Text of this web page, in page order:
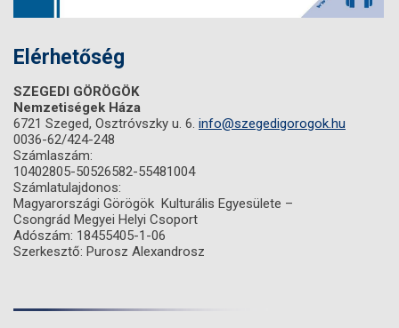
Elérhetőség
SZEGEDI GÖRÖGÖK
Nemzetiségek Háza
6721 Szeged, Osztróvszky u. 6. info@szegedigorogok.hu
0036-62/424-248
Számlaszám:
10402805-50526582-55481004
Számlatulajdonos:
Magyarországi Görögök Kulturális Egyesülete –
Csongrád Megyei Helyi Csoport
Adószám: 18455405-1-06
Szerkesztő: Purosz Alexandrosz